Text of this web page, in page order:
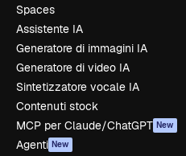
Spaces
Assistente IA
Generatore di immagini IA
Generatore di video IA
Sintetizzatore vocale IA
Contenuti stock
MCP per Claude/ChatGPT New
Agenti New